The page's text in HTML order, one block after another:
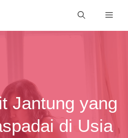
Jantung yang
di Usia